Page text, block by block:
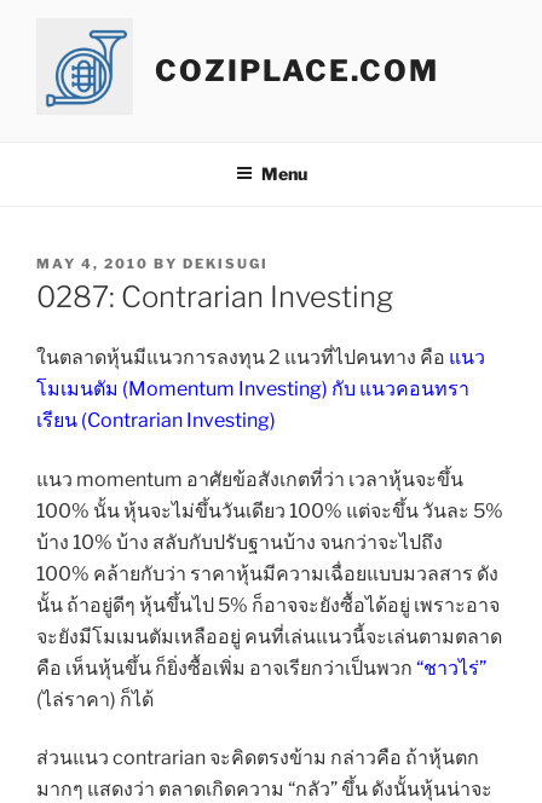
content
COZIPLACE.COM
Menu
POSTED
ON
MAY 4, 2010 BY DEKISUGI
0287: Contrarian Investing
ในตลาดหุ้นมีแนวการลงทุน 2 แนวที่ไปคนทาง คือ แนว
โมเมนตัม (Momentum Investing) กับ แนวคอนทรา
เรียน (Contrarian Investing)
แนว momentum อาศัยข้อสังเกตที่ว่า เวลาหุ้นจะขึ้น
100% นั้น หุ้นจะไม่ขึ้นวันเดียว 100% แต่จะขึ้น วันละ 5%
บ้าง 10% บ้าง สลับกับปรับฐานบ้าง จนกว่าจะไปถึง
100% คล้ายกับว่า ราคาหุ้นมีความเฉื่อยแบบมวลสาร ดัง
นั้น ถ้าอยู่ดีๆ หุ้นขึ้นไป 5% ก็อาจจะยังซื้อได้อยู่ เพราะอาจ
จะยังมีโมเมนตัมเหลืออยู่ คนที่เล่นแนวนี้จะเล่นตามตลาด
คือ เห็นหุ้นขึ้น ก็ยิ่งซื้อเพิ่ม อาจเรียกว่าเป็นพวก “ชาวไร่”
(ไล่ราคา) ก็ได้
ส่วนแนว contrarian จะคิดตรงข้าม กล่าวคือ ถ้าหุ้นตก
มากๆ แสดงว่า ตลาดเกิดความ “กลัว” ขึ้น ดังนั้นหุ้นน่าจะ